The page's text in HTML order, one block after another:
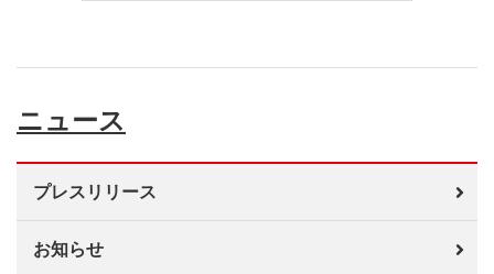
ニュース
プレスリリース
お知らせ